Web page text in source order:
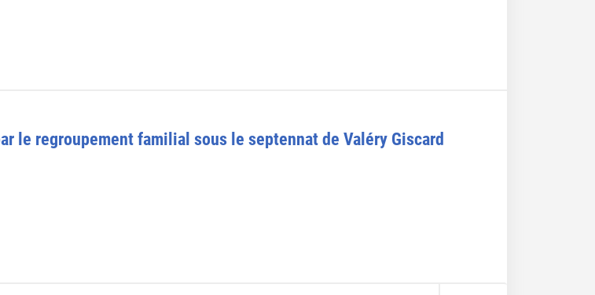
le regroupement familial sous le septennat de Valéry Giscard